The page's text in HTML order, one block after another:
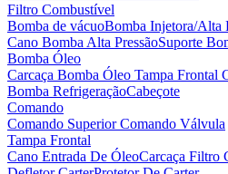
Filtro Combustível
Bomba de vácuoBomba Injetora/Alta
Cano Bomba Alta PressãoSuporte
Bomba Óleo
Carcaça Bomba Óleo Tampa Frontal
Bomba RefrigeraçãoCabeçote
Comando
Comando SuperiorComando Válvula
Tampa Frontal
Cano Entrada De ÓleoCarcaça Filtro